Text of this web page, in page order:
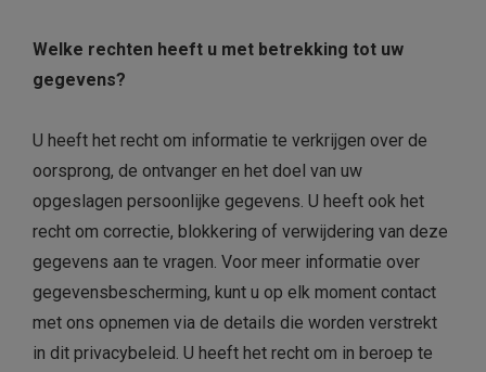
Welke rechten heeft u met betrekking tot uw
gegevens?
U heeft het recht om informatie te verkrijgen over de
oorsprong, de ontvanger en het doel van uw
opgeslagen persoonlijke gegevens. U heeft ook het
recht om correctie, blokkering of verwijdering van deze
gegevens aan te vragen. Voor meer informatie over
gegevensbescherming, kunt u op elk moment contact
met ons opnemen via de details die worden verstrekt
in dit privacybeleid. U heeft het recht om in beroep te